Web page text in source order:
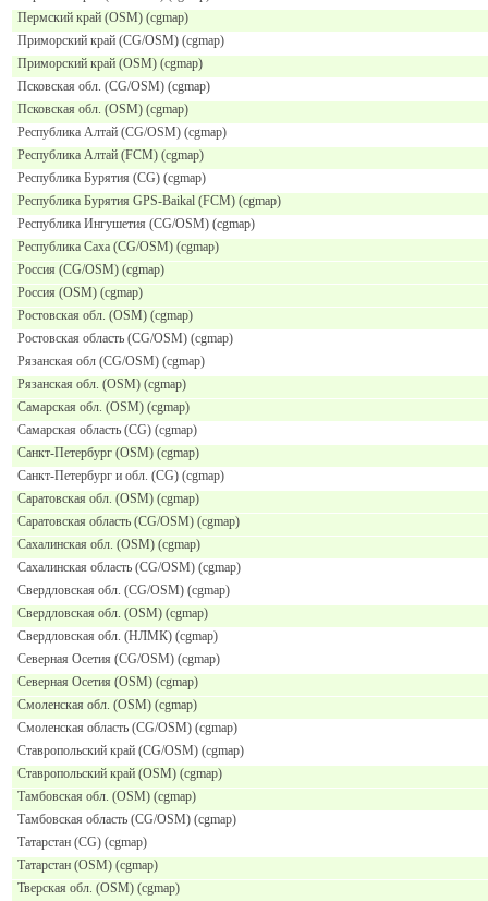
Пермский край (OSM) (cgmap)
Приморский край (CG/OSM) (cgmap)
Приморский край (OSM) (cgmap)
Псковская обл. (CG/OSM) (cgmap)
Псковская обл. (OSM) (cgmap)
Республика Алтай (CG/OSM) (cgmap)
Республика Алтай (FCM) (cgmap)
Республика Бурятия (CG) (cgmap)
Республика Бурятия GPS-Baikal (FCM) (cgmap)
Республика Ингушетия (CG/OSM) (cgmap)
Республика Саха (CG/OSM) (cgmap)
Россия (CG/OSM) (cgmap)
Россия (OSM) (cgmap)
Ростовская обл. (OSM) (cgmap)
Ростовская область (CG/OSM) (cgmap)
Рязанская обл (CG/OSM) (cgmap)
Рязанская обл. (OSM) (cgmap)
Самарская обл. (OSM) (cgmap)
Самарская область (CG) (cgmap)
Санкт-Петербург (OSM) (cgmap)
Санкт-Петербург и обл. (CG) (cgmap)
Саратовская обл. (OSM) (cgmap)
Саратовская область (CG/OSM) (cgmap)
Сахалинская обл. (OSM) (cgmap)
Сахалинская область (CG/OSM) (cgmap)
Свердловская обл. (CG/OSM) (cgmap)
Свердловская обл. (OSM) (cgmap)
Свердловская обл. (НЛМК) (cgmap)
Северная Осетия (CG/OSM) (cgmap)
Северная Осетия (OSM) (cgmap)
Смоленская обл. (OSM) (cgmap)
Смоленская область (CG/OSM) (cgmap)
Ставропольский край (CG/OSM) (cgmap)
Ставропольский край (OSM) (cgmap)
Тамбовская обл. (OSM) (cgmap)
Тамбовская область (CG/OSM) (cgmap)
Татарстан (CG) (cgmap)
Татарстан (OSM) (cgmap)
Тверская обл. (OSM) (cgmap)